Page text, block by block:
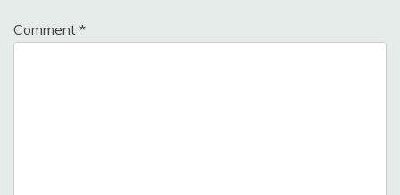
Comment *